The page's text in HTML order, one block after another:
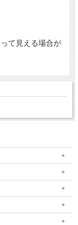
て見える場合が